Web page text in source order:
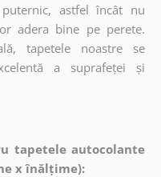
astfel încât nu
adera bine pe perete.
tapetele noastre se
a suprafeței și
tapetele autocolante
x înălțime):